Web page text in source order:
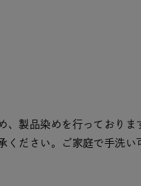
、製品染めを行っておりま
ださい。ご家庭で手洗い